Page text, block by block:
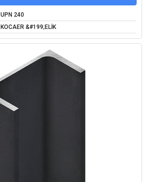
UPN 240
KOCAER &#199;ELİK